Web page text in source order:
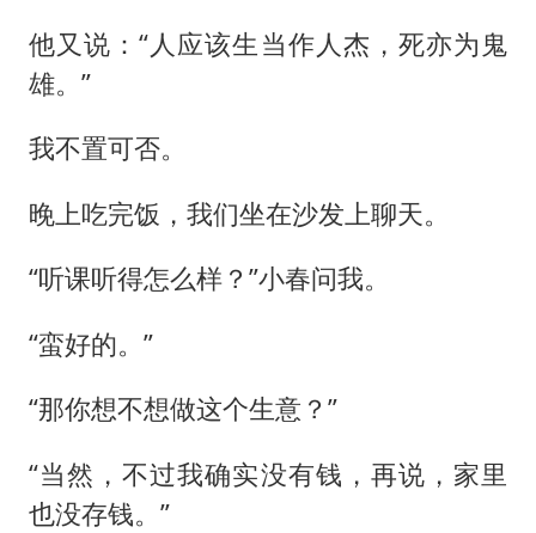
他又说：“人应该生当作人杰，死亦为鬼
雄。”
我不置可否。
晚上吃完饭，我们坐在沙发上聊天。
“听课听得怎么样？”小春问我。
“蛮好的。”
“那你想不想做这个生意？”
“当然，不过我确实没有钱，再说，家里
也没存钱。”